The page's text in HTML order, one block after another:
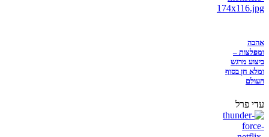
אהבה
ומפלצות –
ביצוע מרגש
ומלא חן בסוף
העולם
עדי פרל